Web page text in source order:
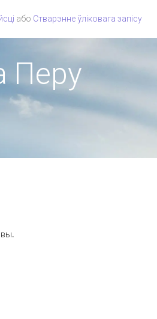
або Стварэнне ўліковага запісу
Перу